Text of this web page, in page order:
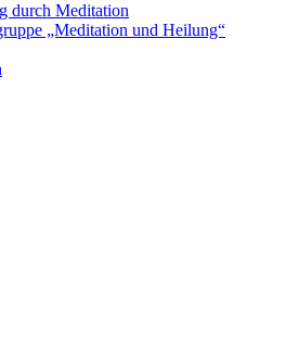
durch Meditation
„Meditation und Heilung“